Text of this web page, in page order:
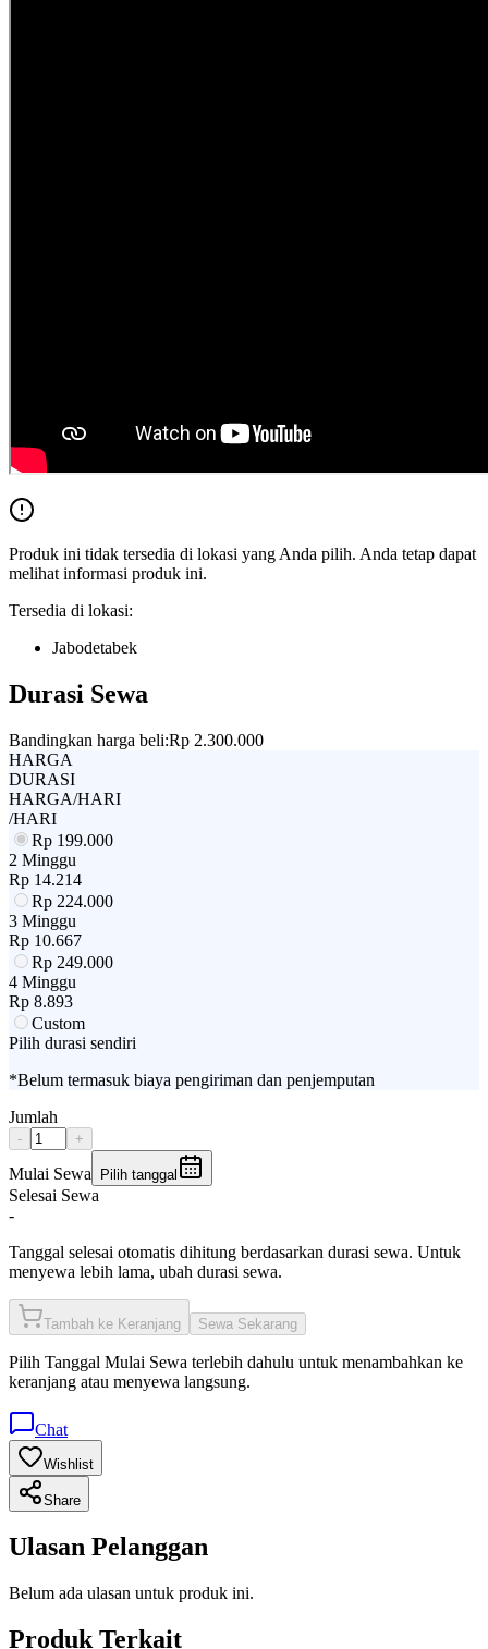
Produk ini tidak tersedia di lokasi yang Anda pilih. Anda tetap dapat
melihat informasi produk ini.
Tersedia di lokasi:
Jabodetabek
Durasi Sewa
Bandingkan harga beli:Rp 2.300.000
HARGA
DURASI
HARGA/HARI
/HARI
Rp 199.000
2 Minggu
Rp 14.214
Rp 224.000
3 Minggu
Rp 10.667
Rp 249.000
4 Minggu
Rp 8.893
Custom
Pilih durasi sendiri
*Belum termasuk biaya pengiriman dan penjemputan
Jumlah
- +
Mulai Sewa Pilih tanggal
Selesai Sewa
-
Tanggal selesai otomatis dihitung berdasarkan durasi sewa. Untuk
menyewa lebih lama, ubah durasi sewa.
Tambah ke Keranjang Sewa Sekarang
Pilih Tanggal Mulai Sewa terlebih dahulu untuk menambahkan ke
keranjang atau menyewa langsung.
Chat
Wishlist
Share
Ulasan Pelanggan
Belum ada ulasan untuk produk ini.
Produk Terkait